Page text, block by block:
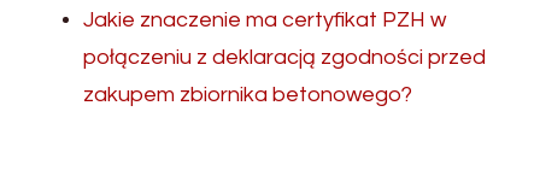
Jakie znaczenie ma certyfikat PZH w
połączeniu z deklaracją zgodności przed
zakupem zbiornika betonowego?